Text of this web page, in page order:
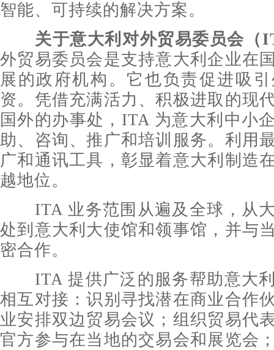
智能、可持续的解决方案。
关于意大利对外贸易委员会（
外贸易委员会是支持意大利企业在
展的政府机构。它也负责促进吸
资。凭借充满活力、积极进取的现
国外的办事处，ITA 为意大利中小
助、咨询、推广和培训服务。利用
广和通讯工具，彰显着意大利制造
越地位。
ITA 业务范围从遍及全球，从大
处到意大利大使馆和领事馆，并与
密合作。
ITA 提供广泛的服务帮助意大利
相互对接：识别寻找潜在商业合作
业安排双边贸易会议；组织贸易代
官方参与在当地的交易会和展览会